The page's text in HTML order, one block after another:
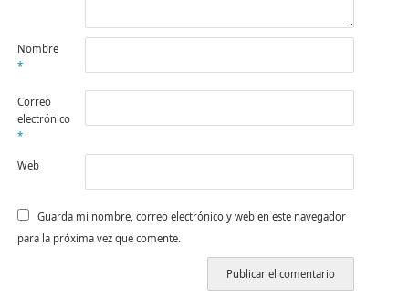
Nombre
*
Correo
electrónico
*
Web
Guarda mi nombre, correo electrónico y web en este navegador
para la próxima vez que comente.